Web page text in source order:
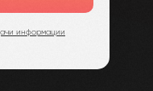
информации